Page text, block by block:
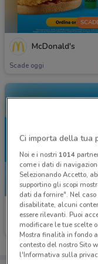
McDonald's
Scade oggi
-4
McDonald's
Scade giovedì
Ci importa della tua
Noi e i nostri 1014
come i dati di
Selezionando Accetto,
supportino gli scopi
dati da fornire". Nel caso
disabilitate, alcuni
essere rilevanti. Puoi
modificare le tue scelte
Mostra finalità in fondo
contesto del nostro Sito
l'Informativa sulla